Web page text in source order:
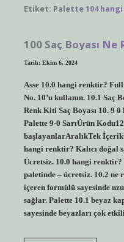
Etiket: Palette 104
100 Saç Boyası Ne
Tarih: Ekim 6, 2024
Asse 10.0 hangi renktir? Full
No. 10’u kullanın. 10.1 Saç
Renk Kiti Saç Boyası 10. 9
Palette 9-0 SarıÜrün
başlayanlarAralıkTek
hangi renktir? Kalıcı doğal
Ücretsiz. 10.0 hangi renktir?
paletinde – ücretsiz. 10.2
içeren formülü sayesinde
sağlar. Palette 10.1 beyaz
sayesinde beyazları çok